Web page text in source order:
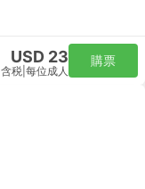
USD 23
含税 每位成人
購票